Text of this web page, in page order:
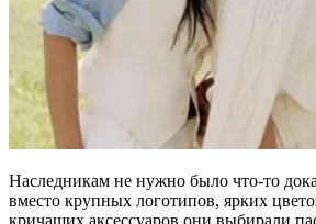
Наследникам не нужно было что-то
вместо крупных логотипов, ярких
кричащих аксессуаров они выбирали